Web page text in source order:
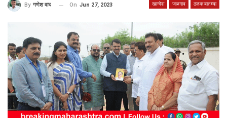
खान्देश जळगाव ठळक बातम्या
By गणेश वाघ On Jun 27, 2023